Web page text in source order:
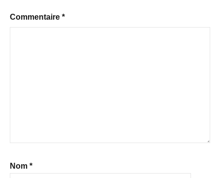
Commentaire *
Nom *